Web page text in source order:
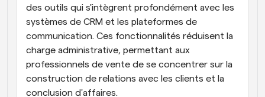
des outils qui s'intègrent profondément avec les
systèmes de CRM et les plateformes de
communication. Ces fonctionnalités réduisent la
charge administrative, permettant aux
professionnels de vente de se concentrer sur la
construction de relations avec les clients et la
conclusion d'affaires.